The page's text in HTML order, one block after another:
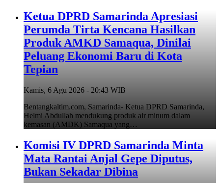
Ketua DPRD Samarinda Apresiasi
Perumda Tirta Kencana Hasilkan
Produk AMKD Samaqua, Dinilai
Peluang Ekonomi Baru di Kota
Tepian
Kamis, 6 Agu 2026 - 20:43 WIB
Bentangkaltim.com, Samarinda- Ketua DPRD Samarinda,
Helmi Abdullah mendukung produk air minum dalam
kemasan (AMDK) Samaqua yang…
Komisi IV DPRD Samarinda Minta
Mata Rantai Anjal Gepe Diputus,
Bukan Sekadar Dibina